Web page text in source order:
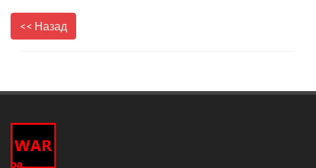
<< Назад